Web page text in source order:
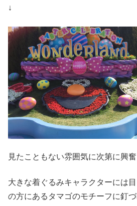
↓
見たこともない雰囲気に次第に興
大きな着ぐるみキャラクターには
の方にあるタマゴのモチーフに釘